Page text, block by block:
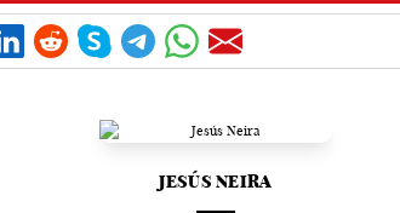
JESÚS NEIRA